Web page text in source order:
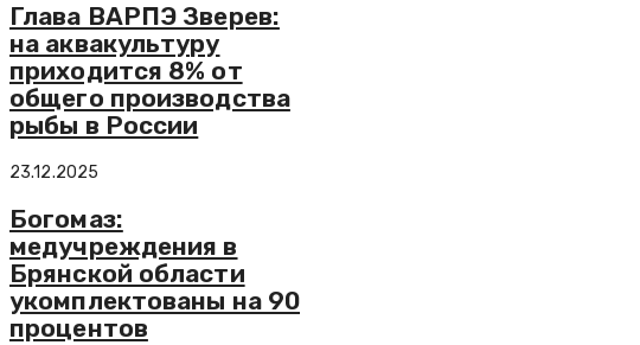
Глава ВАРПЭ Зверев:
на аквакультуру
приходится 8% от
общего производства
рыбы в России
23.12.2025
Богомаз:
медучреждения в
Брянской области
укомплектованы на 90
процентов